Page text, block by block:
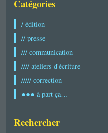
Catégories
/ édition
// presse
/// communication
//// ateliers d'écriture
///// correction
●●● à part ça…
Rechercher